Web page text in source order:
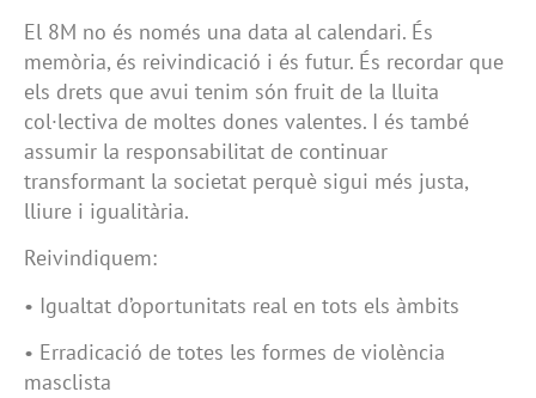
El 8M no és només una data al calendari. És
memòria, és reivindicació i és futur. És recordar que
els drets que avui tenim són fruit de la lluita
col·lectiva de moltes dones valentes. I és també
assumir la responsabilitat de continuar
transformant la societat perquè sigui més justa,
lliure i igualitària.
Reivindiquem:
• Igualtat d’oportunitats real en tots els àmbits
• Erradicació de totes les formes de violència
masclista